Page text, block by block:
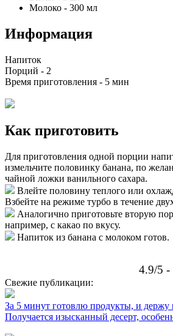
Молоко - 300 мл
Информация
Напиток
Порций - 2
Время приготовления - 5 мин
Как приготовить
Для приготовления одной порции
измельчите половинку банана, по
чайной ложки ванильного сахара.
Влейте половину теплого или
Взбейте на режиме турбо в течение
Аналогично приготовьте вторую
например, с какао по вкусу.
Напиток из банана с молоком готов.
4.9/5 -
Свежие публикации:
За 5 минут готовлю продукты, и держу
Получается изысканный десерт,